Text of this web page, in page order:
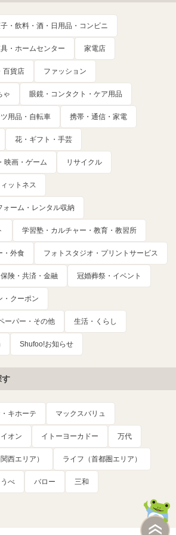
・飲料・酒・日用品・コンビニ
・ホームセンター 家電店
百貨店 ファッション
ゃ 眼鏡・コンタクト・ケア用品
用品・自転車 携帯・通信・家電
花・ギフト・手芸
映画・ゲーム リサイクル
ットネス
ォーム・レンタル収納
学習塾・カルチャー・教育・教習所
・外食 フォトスタジオ・プリントサービス
保険・共済・金融 冠婚葬祭・イベント
・クーポン
ーパー・その他 生活・くらし
Shufoo!お知らせ
す
・キホーテ マックスバリュ
イオン イトーヨーカドー 万代
西エリア） ライフ（首都圏エリア）
べ バロー 三和